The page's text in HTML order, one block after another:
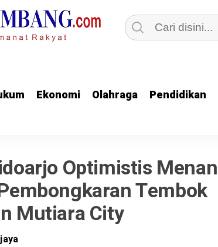
Ekonomi Olahraga Pendidikan
Ekonomi Olahraga Pendidikan
Optimistis
Tembok
Mutiara City